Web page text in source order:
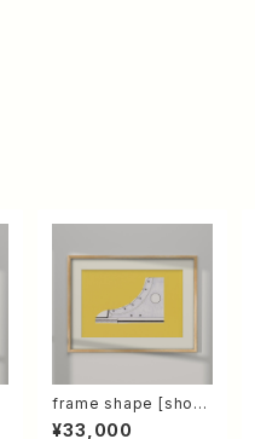
frame shape [shoe
s]【原画】
¥33,000